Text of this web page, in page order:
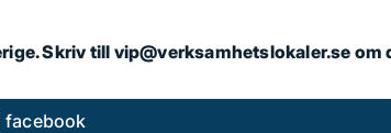
Skriv till vip@verksamhetslokaler.se
facebook